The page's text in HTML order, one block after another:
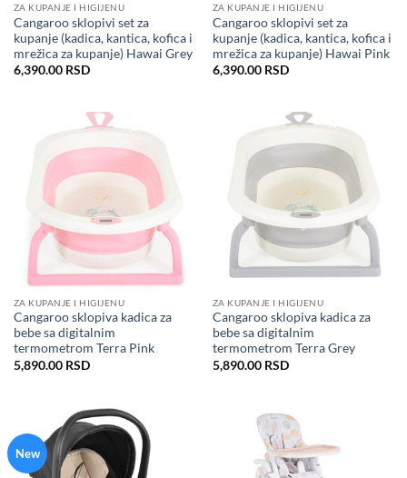
ZA KUPANJE I HIGIJENU
Cangaroo sklopivi set za
kupanje (kadica, kantica, kofica i
mrežica za kupanje) Hawai Grey
6,390.00 RSD
ZA KUPANJE I HIGIJENU
Cangaroo sklopivi set za
kupanje (kadica, kantica, kofica i
mrežica za kupanje) Hawai Pink
6,390.00 RSD
ZA KUPANJE I HIGIJENU
Cangaroo sklopiva kadica za
bebe sa digitalnim
termometrom Terra Pink
5,890.00 RSD
ZA KUPANJE I HIGIJENU
Cangaroo sklopiva kadica za
bebe sa digitalnim
termometrom Terra Grey
5,890.00 RSD
New